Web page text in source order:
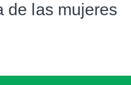
de las mujeres